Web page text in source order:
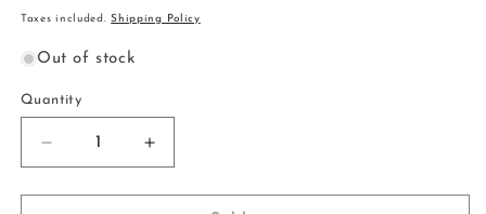
price
price
Taxes included.Shipping Policy
Out of stock
Quantity
Quantity
Decrease
quantity
for
Increase
quantity
for